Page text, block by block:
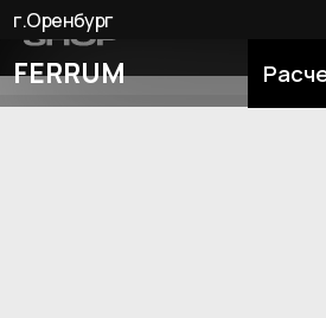
FERRUM Расчет
г.Оренбург